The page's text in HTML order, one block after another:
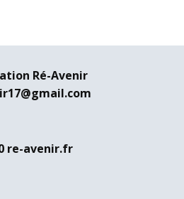
Ré-Avenir
re-avenir.fr